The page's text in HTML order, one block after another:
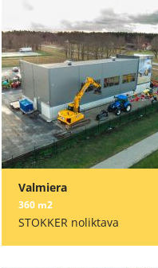
Valmiera
360 m2
STOKKER noliktava